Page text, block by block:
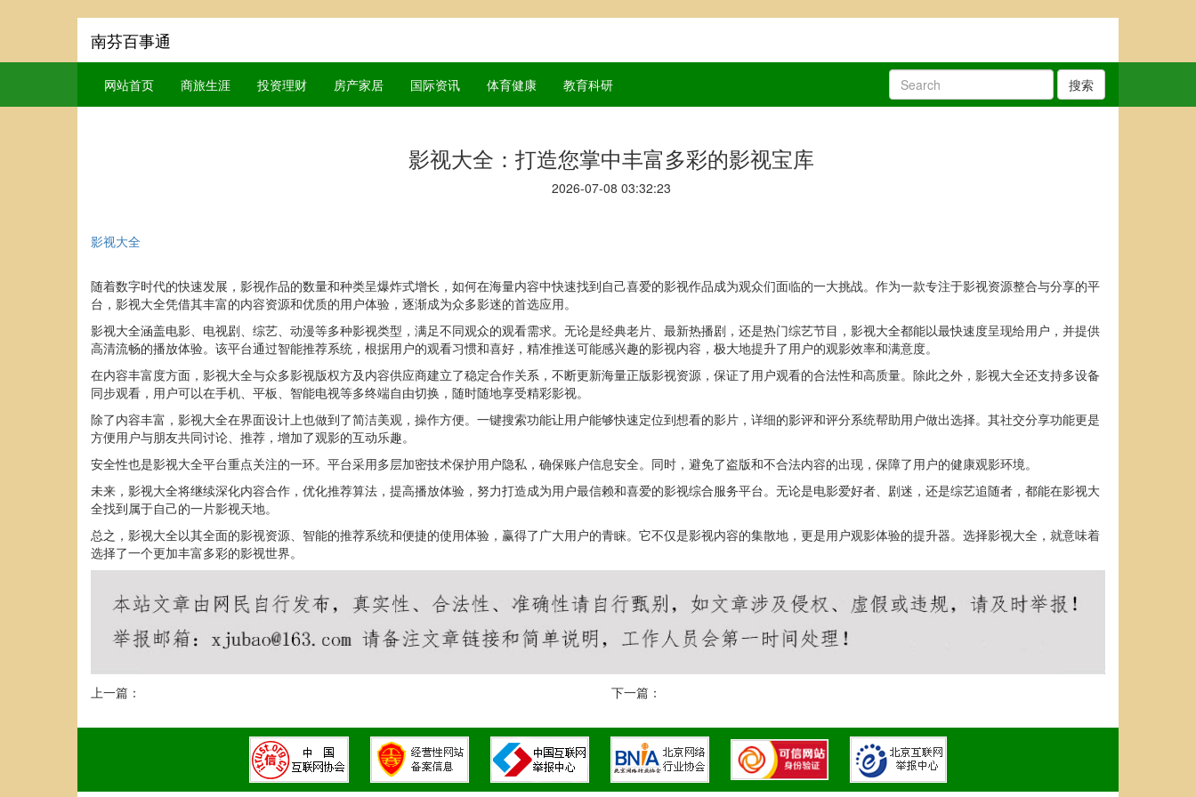
南芬百事通
网站首页 商旅生涯 投资理财 房产家居 国际资讯 体育健康 教育科研 搜索
影视大全：打造您掌中丰富多彩的影视宝库
2026-07-08 03:32:23
影视大全
随着数字时代的快速发展，影视作品的数量和种类呈爆炸式增长，如何在海量内容中快速找到自己喜爱的影视作品成为观众们面临的一大挑战。作为一款专注于影视资源整合与分享的平
台，影视大全凭借其丰富的内容资源和优质的用户体验，逐渐成为众多影迷的首选应用。
影视大全涵盖电影、电视剧、综艺、动漫等多种影视类型，满足不同观众的观看需求。无论是经典老片、最新热播剧，还是热门综艺节目，影视大全都能以最快速度呈现给用户，并提供
高清流畅的播放体验。该平台通过智能推荐系统，根据用户的观看习惯和喜好，精准推送可能感兴趣的影视内容，极大地提升了用户的观影效率和满意度。
在内容丰富度方面，影视大全与众多影视版权方及内容供应商建立了稳定合作关系，不断更新海量正版影视资源，保证了用户观看的合法性和高质量。除此之外，影视大全还支持多设备
同步观看，用户可以在手机、平板、智能电视等多终端自由切换，随时随地享受精彩影视。
除了内容丰富，影视大全在界面设计上也做到了简洁美观，操作方便。一键搜索功能让用户能够快速定位到想看的影片，详细的影评和评分系统帮助用户做出选择。其社交分享功能更是
方便用户与朋友共同讨论、推荐，增加了观影的互动乐趣。
安全性也是影视大全平台重点关注的一环。平台采用多层加密技术保护用户隐私，确保账户信息安全。同时，避免了盗版和不合法内容的出现，保障了用户的健康观影环境。
未来，影视大全将继续深化内容合作，优化推荐算法，提高播放体验，努力打造成为用户最信赖和喜爱的影视综合服务平台。无论是电影爱好者、剧迷，还是综艺追随者，都能在影视大
全找到属于自己的一片影视天地。
总之，影视大全以其全面的影视资源、智能的推荐系统和便捷的使用体验，赢得了广大用户的青睐。它不仅是影视内容的集散地，更是用户观影体验的提升器。选择影视大全，就意味着
选择了一个更加丰富多彩的影视世界。
上一篇： 下一篇：